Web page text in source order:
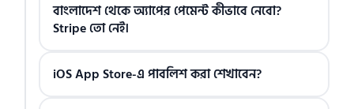
বাংলাদেশ থেকে অ্যাপের পেমেন্ট কীভাবে নেবো?
Stripe তো নেই।
iOS App Store-এ পাবলিশ করা শেখাবেন?